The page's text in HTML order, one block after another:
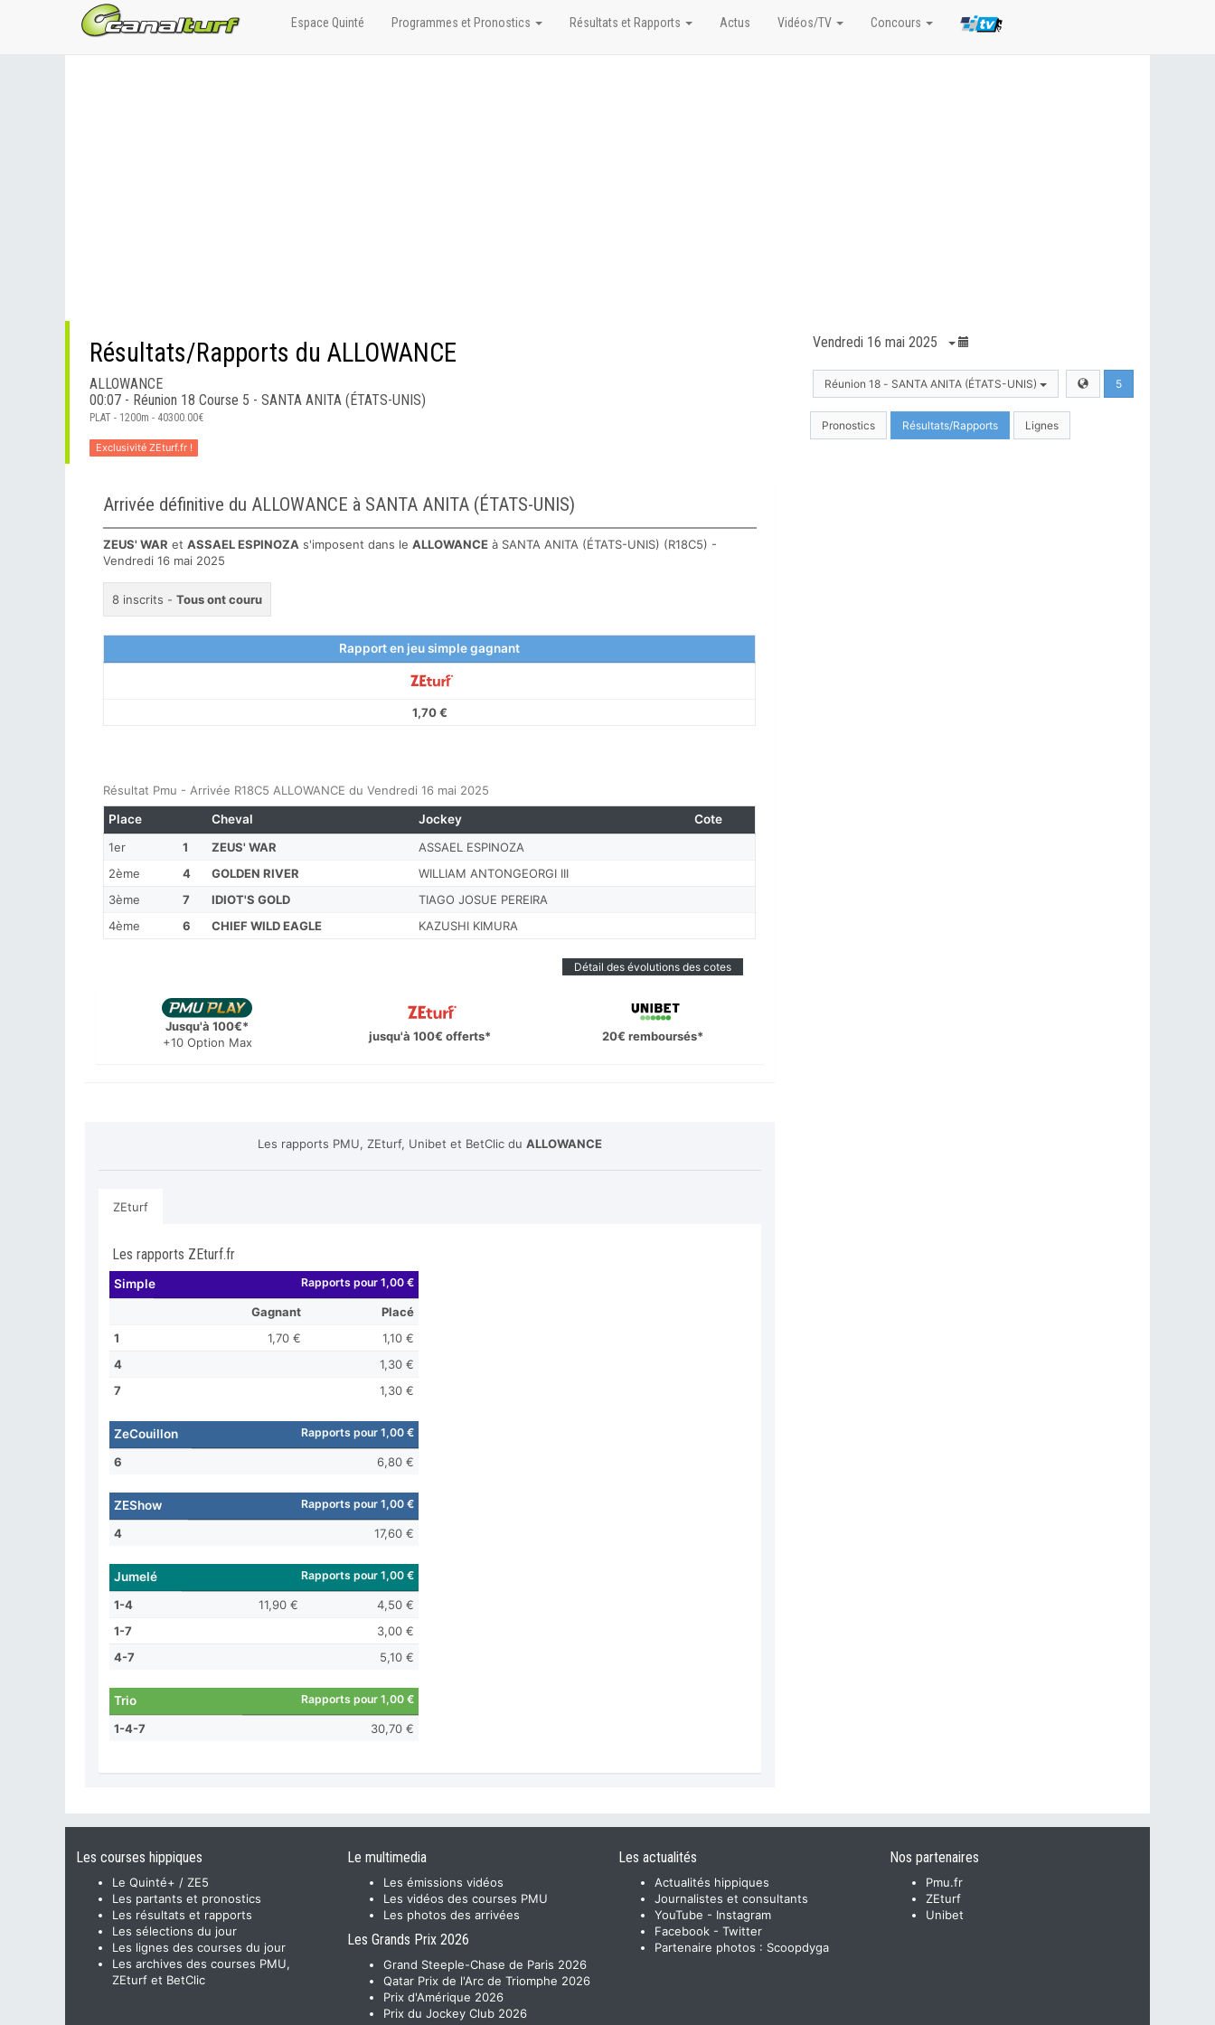
Résultats/Rapports du ALLOWANCE
ALLOWANCE
00:07 - Réunion 18 Course 5 - SANTA ANITA (ÉTATS-UNIS)
PLAT - 1200m - 40300.00€
Exclusivité ZEturf.fr !
Vendredi 16 mai 2025
Réunion 18 - SANTA ANITA (ÉTATS-UNIS) 5
Pronostics Résultats/Rapports Lignes
Arrivée définitive du ALLOWANCE à SANTA ANITA (ÉTATS-UNIS)
ZEUS' WAR et ASSAEL ESPINOZA s'imposent dans le ALLOWANCE à SANTA ANITA (ÉTATS-UNIS) (R18C5) -
Vendredi 16 mai 2025
8 inscrits - Tous ont couru
Rapport en jeu simple gagnant
1,70 €
Résultat Pmu - Arrivée R18C5 ALLOWANCE du Vendredi 16 mai 2025
1er 1 ZEUS' WAR
ASSAEL ESPINOZA
2ème
4 GOLDEN RIVER
WILLIAM ANTONGEORGI III
3ème
7 IDIOT'S GOLD
TIAGO JOSUE PEREIRA
4ème
6 CHIEF WILD EAGLE KAZUSHI KIMURA
Place Cheval Jockey Cote
Détail des évolutions des cotes
Jusqu'à 100€*
+10 Option Max
jusqu'à 100€ offerts* 20€ remboursés*
Les rapports PMU, ZEturf, Unibet et BetClic du ALLOWANCE
ZEturf
Les rapports ZEturf.fr
Simple Rapports pour 1,00 €
Gagnant
Placé
1
1,70 €
1,10 €
4
1,30 €
7
1,30 €
ZeCouillon Rapports pour 1,00 €
6 6,80 €
ZEShow Rapports pour 1,00 €
4 17,60 €
Jumelé Rapports pour 1,00 €
1-4 11,90 €
4,50 €
1-7
3,00 €
4-7
5,10 €
Trio Rapports pour 1,00 €
1-4-7 30,70 €
Espace Quinté Programmes et Pronostics Résultats et Rapports Actus Vidéos/TV Concours
Les courses hippiques
Le Quinté+ / ZE5
Les partants et pronostics
Les résultats et rapports
Les sélections du jour
Les lignes des courses du jour
Les archives des courses PMU,
ZEturf et BetClic
Le multimedia
Les émissions vidéos
Les vidéos des courses PMU
Les photos des arrivées
Les Grands Prix 2026
Grand Steeple-Chase de Paris 2026
Qatar Prix de l'Arc de Triomphe 2026
Prix d'Amérique 2026
Prix du Jockey Club 2026
Les actualités
Actualités hippiques
Journalistes et consultants
YouTube - Instagram
Facebook - Twitter
Partenaire photos : Scoopdyga
Nos partenaires
Pmu.fr
ZEturf
Unibet